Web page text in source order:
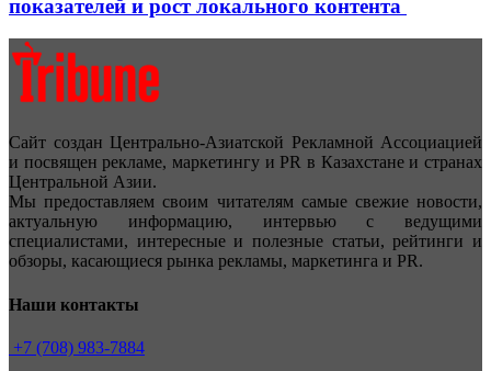
показателей и рост локального контента
Сайт создан Центрально-Азиатской Рекламной Ассоциацией
и посвящен рекламе, маркетингу и PR в Казахстане и странах
Центральной Азии.
Мы предоставляем своим читателям самые свежие новости,
актуальную информацию, интервью с ведущими
специалистами, интересные и полезные статьи, рейтинги и
обзоры, касающиеся рынка рекламы, маркетинга и PR.
Наши контакты
+7 (708) 983-7884